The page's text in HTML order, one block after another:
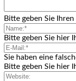
Bitte geben Sie
Bitte geben Sie hier
Sie haben eine
Bitte geben Sie hier